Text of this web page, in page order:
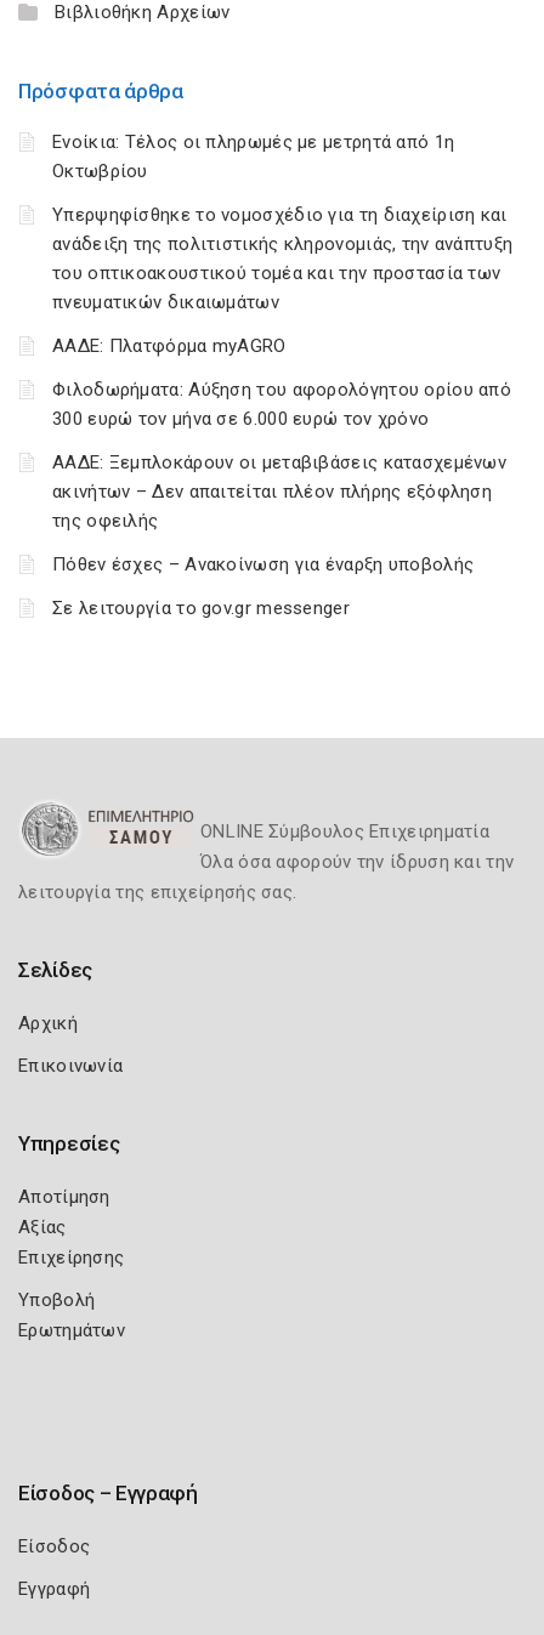
Βιβλιοθήκη Αρχείων
Πρόσφατα άρθρα
Ενοίκια: Τέλος οι πληρωμές με μετρητά από 1η
Οκτωβρίου
Υπερψηφίσθηκε το νομοσχέδιο για τη διαχείριση και
ανάδειξη της πολιτιστικής κληρονομιάς, την ανάπτυξη
του οπτικοακουστικού τομέα και την προστασία των
πνευματικών δικαιωμάτων
ΑΑΔΕ: Πλατφόρμα myAGRO
Φιλοδωρήματα: Αύξηση του αφορολόγητου ορίου από
300 ευρώ τον μήνα σε 6.000 ευρώ τον χρόνο
ΑΑΔΕ: Ξεμπλοκάρουν οι μεταβιβάσεις κατασχεμένων
ακινήτων – Δεν απαιτείται πλέον πλήρης εξόφληση
της οφειλής
Πόθεν έσχες – Ανακοίνωση για έναρξη υποβολής
Σε λειτουργία το gov.gr messenger
ONLINE Σύμβουλος Επιχειρηματία
Όλα όσα αφορούν την ίδρυση και την
λειτουργία της επιχείρησής σας.
Σελίδες
Αρχική
Επικοινωνία
Υπηρεσίες
Αποτίμηση
Αξίας
Επιχείρησης
Υποβολή
Ερωτημάτων
Είσοδος – Εγγραφή
Είσοδος
Εγγραφή